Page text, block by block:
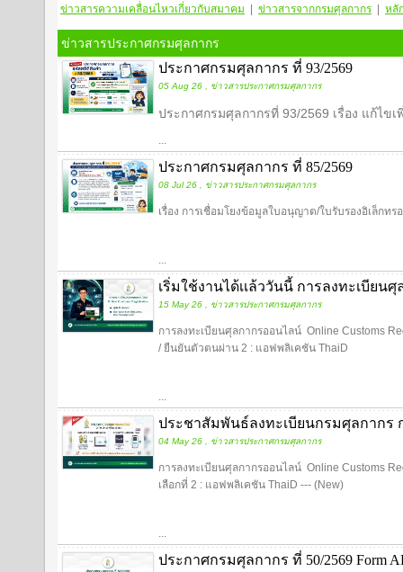
ข่าวสารความเคลื่อนไหวเกี่ยวกับสมาคม
ข่าวสารจากกรมศุลกากร หลั
ข่าวสารประกาศกรมศุลกากร
ประกาศกรมศุลกากร ที่ 93/2569
05 Aug 26 , ข่าวสารประกาศกรมศุลกากร
ประกาศกรมศุลกากรที่ 93/2569 เรื่อง แก้ไข
...
ประกาศกรมศุลกากร ที่ 85/2569
08 Jul 26 , ข่าวสารประกาศกรมศุลกากร
เรื่อง การเชื่อมโยงข้อมูลใบอนุญาต/ใบรับรองอิเล็กท
...
เริ่มใช้งานได้เเล้ววันนี้ การลงทะเบียน
15 May 26 , ข่าวสารประกาศกรมศุลกากร
การลงทะเบียนศุลกากรออนไลน์ Online Customs
/ ยืนยันตัวตนผ่าน 2 : แอฟพลิเคชัน ThaiD
...
ประชาสัมพันธ์ลงทะเบียนกรมศุลกากร
04 May 26 , ข่าวสารประกาศกรมศุลกากร
การลงทะเบียนศุลกากรออนไลน์ Online Customs
เลือกที่ 2 : แอฟพลิเคชัน ThaiD --- (New)
...
ประกาศกรมศุลกากร ที่ 50/2569 Form